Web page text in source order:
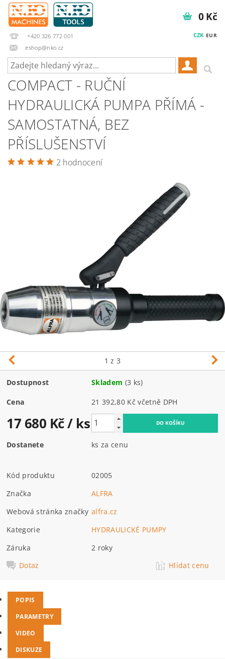
+420 326 772 001
eshop@nko.cz
CZK EUR
0 Kč
COMPACT - RUČNÍ
HYDRAULICKÁ PUMPA PŘÍMÁ -
SAMOSTATNÁ, BEZ
PŘÍSLUŠENSTVÍ
2 hodnocení
1 z 3
Dostupnost Skladem (3 ks)
Cena 21 392,80 Kč včetně DPH
17 680 Kč/ ks
Dostanete ks za cenu
Kód produktu
02005
Značka
ALFRA
Webová stránka značky alfra.cz
Kategorie
HYDRAULICKÉ PUMPY
Záruka
2 roky
Dotaz
Hlídat cenu
POPIS
PARAMETRY
VIDEO
DISKUZE